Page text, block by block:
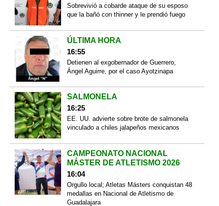
Sobrevivió a cobarde ataque de su esposo
que la bañó con thinner y le prendió fuego
ÚLTIMA HORA
16:55
Detienen al exgobernador de Guerrero,
Ángel Aguirre, por el caso Ayotzinapa
SALMONELA
16:25
EE. UU. advierte sobre brote de salmonela
vinculado a chiles jalapeños mexicanos
CAMPEONATO NACIONAL
MÁSTER DE ATLETISMO 2026
16:04
Orgullo local; Atletas Másters conquistan 48
medallas en Nacional de Atletismo de
Guadalajara